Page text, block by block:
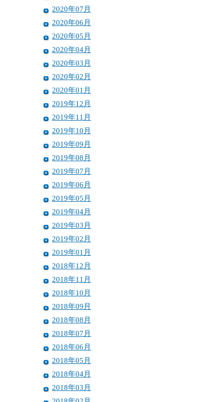
2020年07月
2020年06月
2020年05月
2020年04月
2020年03月
2020年02月
2020年01月
2019年12月
2019年11月
2019年10月
2019年09月
2019年08月
2019年07月
2019年06月
2019年05月
2019年04月
2019年03月
2019年02月
2019年01月
2018年12月
2018年11月
2018年10月
2018年09月
2018年08月
2018年07月
2018年06月
2018年05月
2018年04月
2018年03月